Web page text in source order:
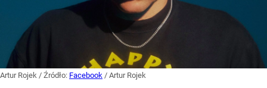
Artur Rojek / Źródło: Facebook / Artur Rojek